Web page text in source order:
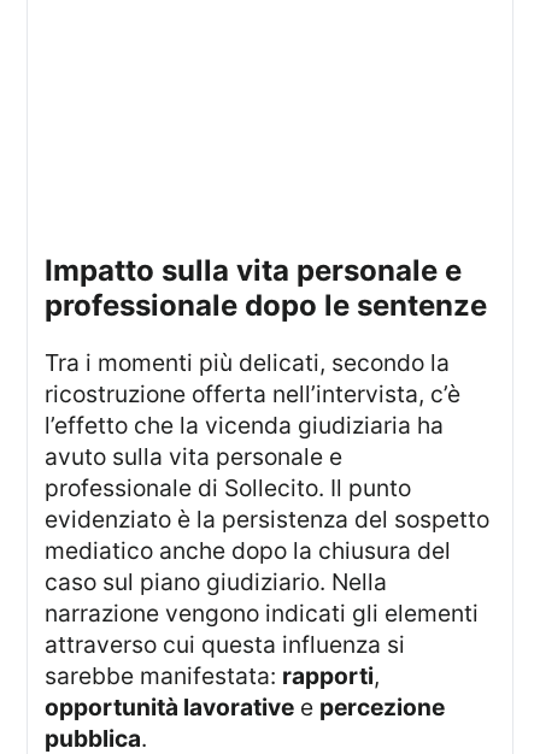
impatto sulla vita personale e
professionale dopo le sentenze
Tra i momenti più delicati, secondo la
ricostruzione offerta nell’intervista, c’è
l’effetto che la vicenda giudiziaria ha
avuto sulla vita personale e
professionale di Sollecito. Il punto
evidenziato è la persistenza del sospetto
mediatico anche dopo la chiusura del
caso sul piano giudiziario. Nella
narrazione vengono indicati gli elementi
attraverso cui questa influenza si
sarebbe manifestata: rapporti,
opportunità lavorative e percezione
pubblica.